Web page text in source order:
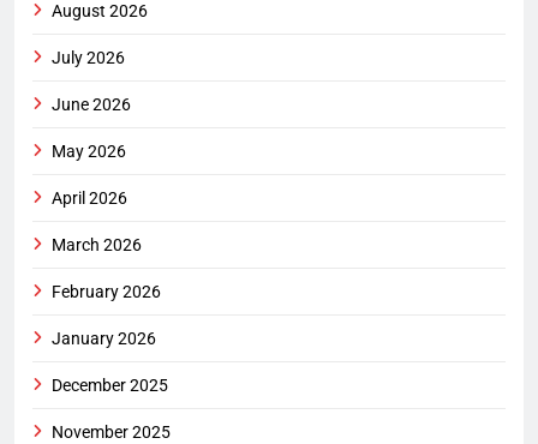
August 2026
July 2026
June 2026
May 2026
April 2026
March 2026
February 2026
January 2026
December 2025
November 2025